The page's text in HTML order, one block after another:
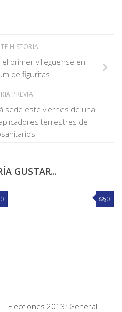
HISTORIA
primer villeguense en
de figuritas
PREVIA
sede este viernes de una
terrestres de
GUSTAR...
0 0
Elecciones 2013: General